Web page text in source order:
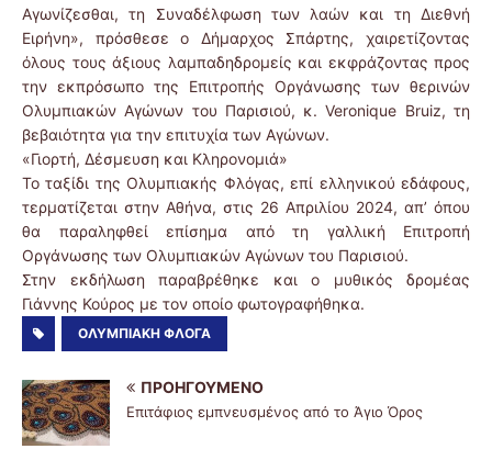
Αγωνίζεσθαι, τη Συναδέλφωση των λαών και τη Διεθνή
Ειρήνη», πρόσθεσε ο Δήμαρχος Σπάρτης, χαιρετίζοντας
όλους τους άξιους λαμπαδηδρομείς και εκφράζοντας προς
την εκπρόσωπο της Επιτροπής Οργάνωσης των θερινών
Ολυμπιακών Αγώνων του Παρισιού, κ. Veronique Bruiz, τη
βεβαιότητα για την επιτυχία των Αγώνων.
«Γιορτή, Δέσμευση και Κληρονομιά»
Το ταξίδι της Ολυμπιακής Φλόγας, επί ελληνικού εδάφους,
τερματίζεται στην Αθήνα, στις 26 Απριλίου 2024, απ’ όπου
θα παραληφθεί επίσημα από τη γαλλική Επιτροπή
Οργάνωσης των Ολυμπιακών Αγώνων του Παρισιού.
Στην εκδήλωση παραβρέθηκε και ο μυθικός δρομέας
Γιάννης Κούρος με τον οποίο φωτογραφήθηκα.
ΟΛΥΜΠΙΑΚΉ ΦΛΌΓΑ
ΠΡΟΗΓΟΎΜΕΝΟ
Επιτάφιος εμπνευσμένος από το Άγιο Όρος